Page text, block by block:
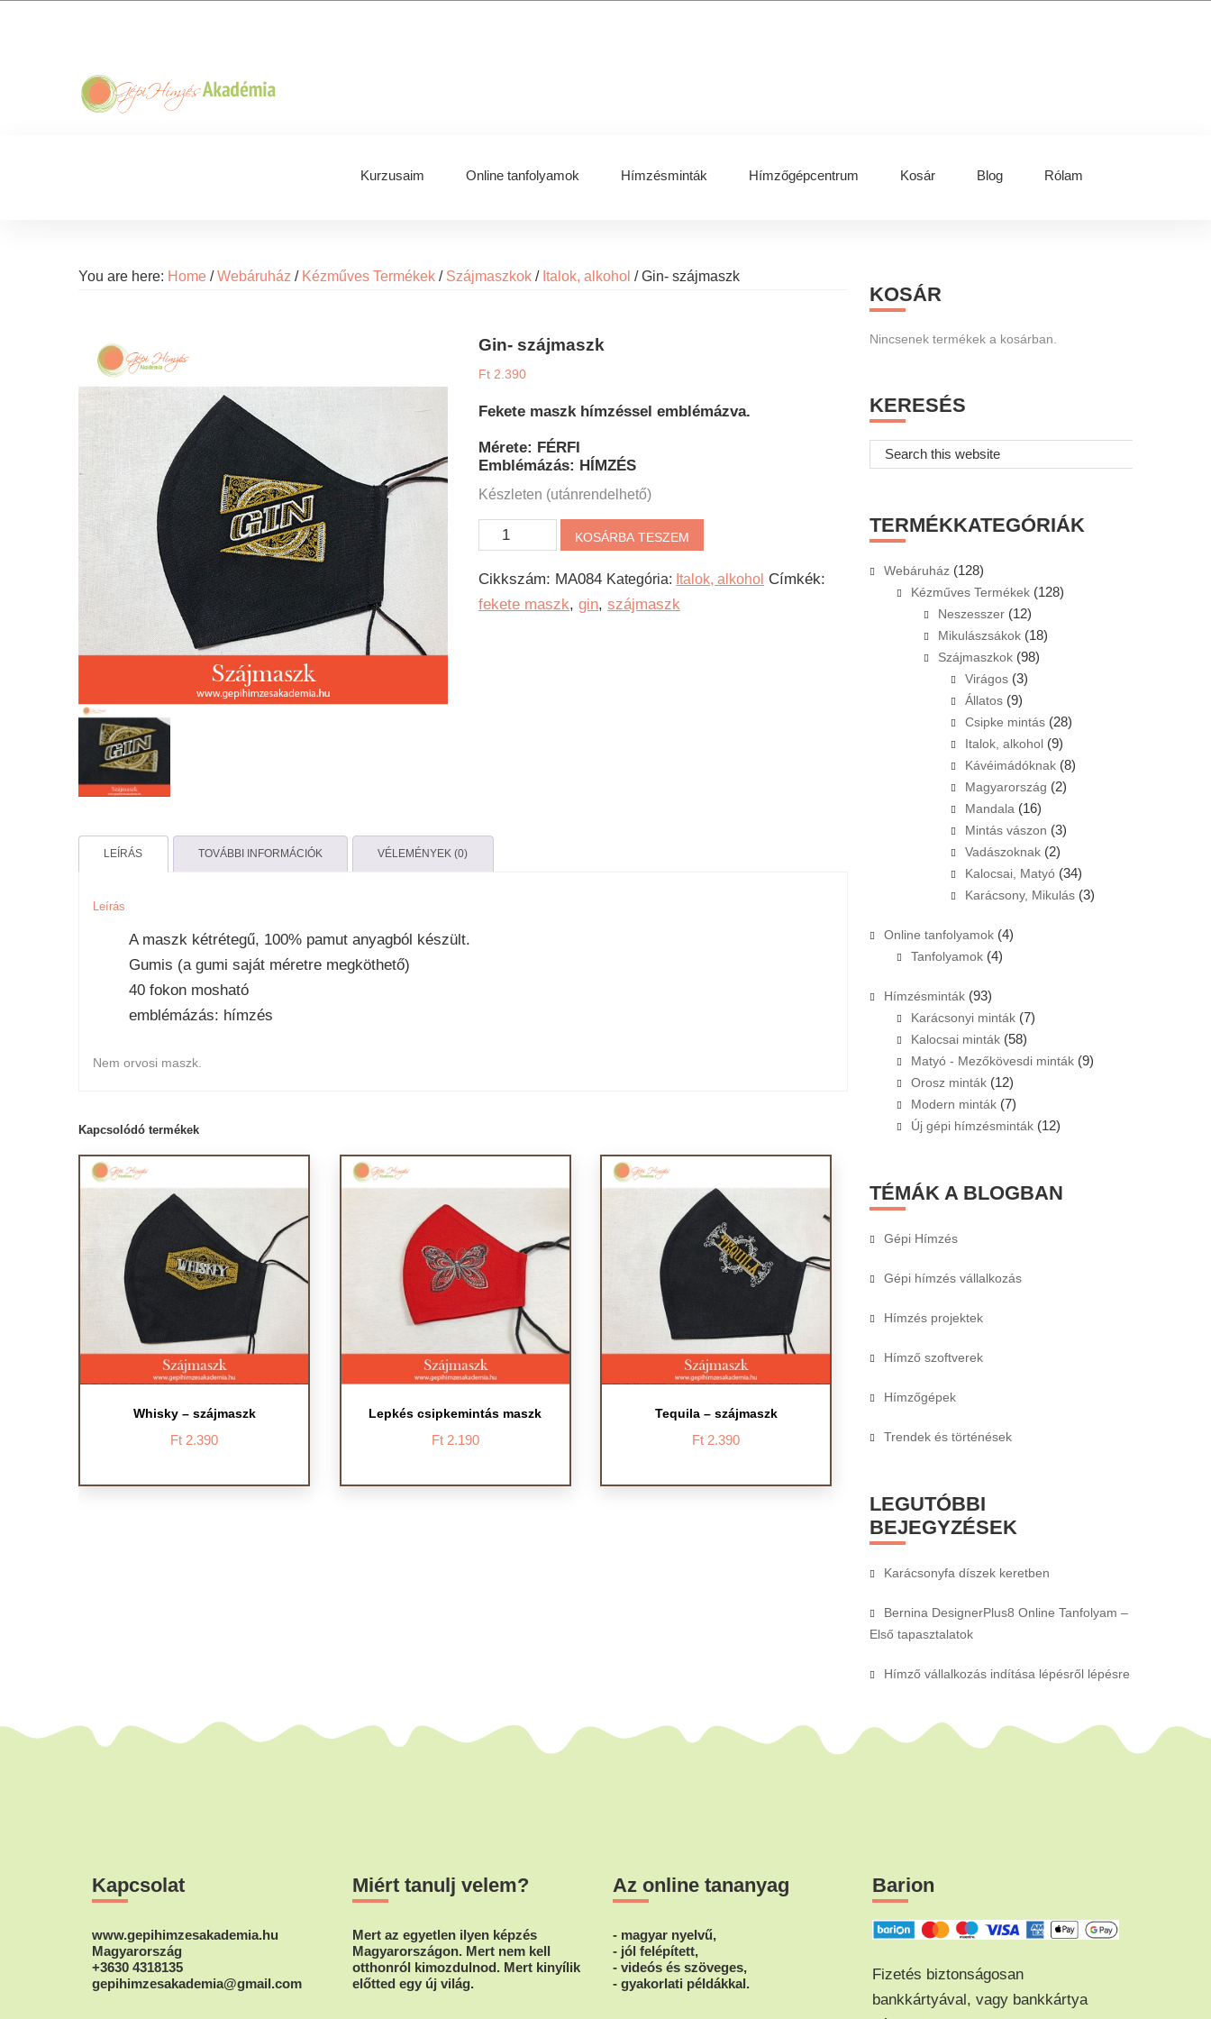
Kurzusaim Online tanfolyamok Hímzésminták Hímzőgépcentrum Kosár Blog Rólam
You are here: Home / Webáruház / Kézműves Termékek / Szájmaszkok / Italok, alkohol /Gin- szájmaszk
Gin- szájmaszk
Ft 2.390
Fekete maszk hímzéssel emblémázva.
Mérete: FÉRFI
Emblémázás: HÍMZÉS
Készleten (utánrendelhető)
Gin-
szájmaszk
mennyiség
KOSÁRBA TESZEM
Cikkszám: MA084 Kategória: Italok, alkohol Címkék:
fekete maszk,gin,szájmaszk
LEÍRÁS TOVÁBBI INFORMÁCIÓK VÉLEMÉNYEK (0)
Leírás
A maszk kétrétegű, 100% pamut anyagból készült.
Gumis (a gumi saját méretre megköthető)
40 fokon mosható
emblémázás: hímzés
Nem orvosi maszk.
Kapcsolódó termékek
Whisky – szájmaszk
Ft 2.390
Lepkés csipkemintás maszk
Ft2.190
Tequila – szájmaszk
Ft 2.390
Primary
Sidebar
KOSÁR
Nincsenek termékek a kosárban.
KERESÉS
Search
this
TERMÉKKATEGÓRIÁK
Webáruház (128)
Kézműves Termékek (128)
Neszesszer (12)
Mikulászsákok (18)
Szájmaszkok (98)
Virágos (3)
Állatos (9)
Csipke mintás (28)
Italok, alkohol (9)
Kávéimádóknak (8)
Magyarország (2)
Mandala (16)
Mintás vászon (3)
Vadászoknak (2)
Kalocsai, Matyó (34)
Karácsony, Mikulás (3)
Online tanfolyamok (4)
Tanfolyamok (4)
Hímzésminták (93)
Karácsonyi minták (7)
Kalocsai minták (58)
Matyó - Mezőkövesdi minták (9)
Orosz minták (12)
Modern minták (7)
Új gépi hímzésminták (12)
TÉMÁK A BLOGBAN
Gépi Hímzés
Gépi hímzés vállalkozás
Hímzés projektek
Hímző szoftverek
Hímzőgépek
Trendek és történések
LEGUTÓBBI
BEJEGYZÉSEK
Karácsonyfa díszek keretben
Bernina DesignerPlus8 Online Tanfolyam –
Első tapasztalatok
Hímző vállalkozás indítása lépésről lépésre
Kapcsolat
www.gepihimzesakademia.hu
Magyarország
+3630 4318135
gepihimzesakademia@gmail.com
Miért tanulj velem?
Mert az egyetlen ilyen képzés
Magyarországon. Mert nem kell
otthonról kimozdulnod. Mert kinyílik
előtted egy új világ.
Az online tananyag
- magyar nyelvű,
- jól felépített,
- videós és szöveges,
- gyakorlati példákkal.
Barion
Fizetés biztonságosan
bankkártyával, vagy bankkártya